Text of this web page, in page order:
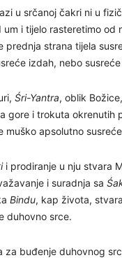
u srčanoj čakri ni u
i tijelo rasteretimo
prednja strana tijela
izdah, nebo
Śri-Yantra, oblik
gore i trokuta okrenutih
muško apsolutno
i prodiranje u nju stvara
i suradnja sa
Bindu, kap života,
duhovno srce.
za buđenje duhovnog